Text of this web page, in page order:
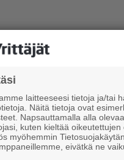
laitteeseesi tietoja ja/tai
Näitä tietoja ovat
Napsauttamalla alla
kuten kieltää oikeutettujen
myöhemmin
eivätkä ne